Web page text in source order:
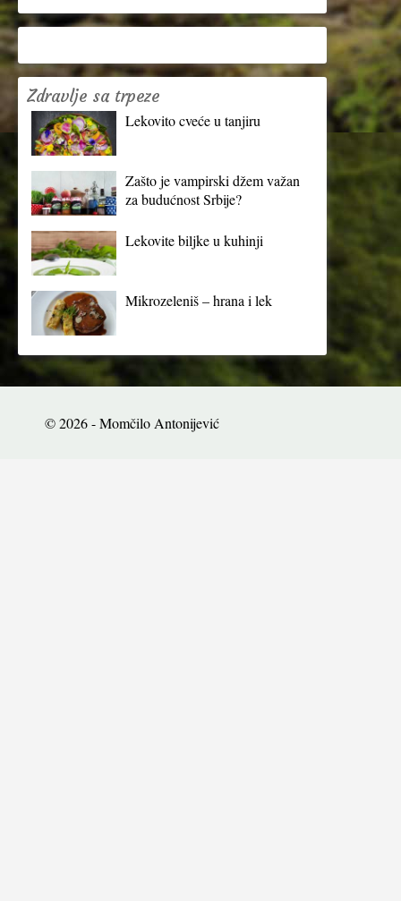
Zdravlje sa trpeze
Lekovito cveće u tanjiru
Zašto je vampirski džem važan
za budućnost Srbije?
Lekovite biljke u kuhinji
Mikrozeleniš – hrana i lek
© 2026 - Momčilo Antonijević